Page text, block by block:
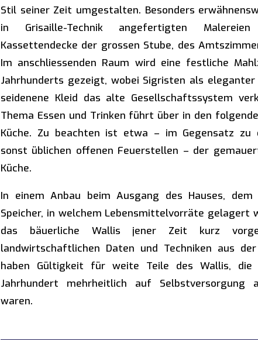
Stil seiner Zeit umgestalten. Besonders
in Grisaille-Technik angefertigten
Kassettendecke der grossen Stube, des
Im anschliessenden Raum wird eine festliche
Jahrhunderts gezeigt, wobei Sigristen als
seidenene Kleid das alte Gesellschaftssystem
Thema Essen und Trinken führt über in den
Küche. Zu beachten ist etwa – im Gegensatz zu
sonst üblichen offenen Feuerstellen – der
Küche.
In einem Anbau beim Ausgang des Hauses, dem
Speicher, in welchem Lebensmittelvorräte gelagert
das bäuerliche Wallis jener Zeit kurz
landwirtschaftlichen Daten und Techniken aus
haben Gültigkeit für weite Teile des Wallis,
Jahrhundert mehrheitlich auf Selbstversorgung
waren.